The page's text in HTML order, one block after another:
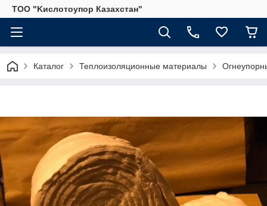
ТОО "Kислoтoупoр Казахстaн"
Каталог Теплоизоляционные материалы